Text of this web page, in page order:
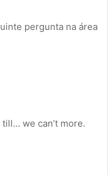
pergunta na área
we can’t more.